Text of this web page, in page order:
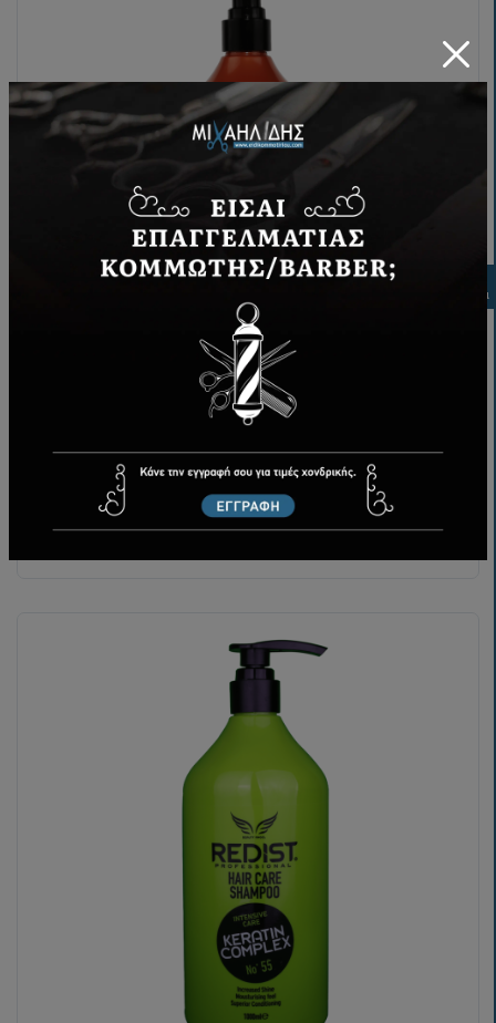
REDIST Hair Shampoo Argan 1000ml
16,00€
ΑΓΟΡΆ
Φιλτρα